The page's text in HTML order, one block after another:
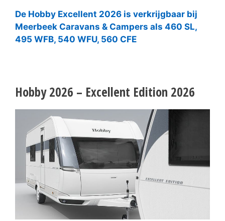
De Hobby Excellent 2026 is verkrijgbaar bij
Meerbeek Caravans & Campers als 460 SL,
495 WFB, 540 WFU, 560 CFE
Hobby 2026 – Excellent Edition 2026